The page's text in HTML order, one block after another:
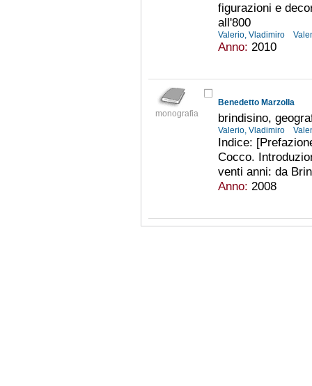
figurazioni e
all'800
Valerio, Vladimiro
Anno: 2010
monografia
Benedetto Marzolla
brindisino,
Valerio, Vladimiro
Indice:
Cocco.
venti anni: da
Anno: 2008